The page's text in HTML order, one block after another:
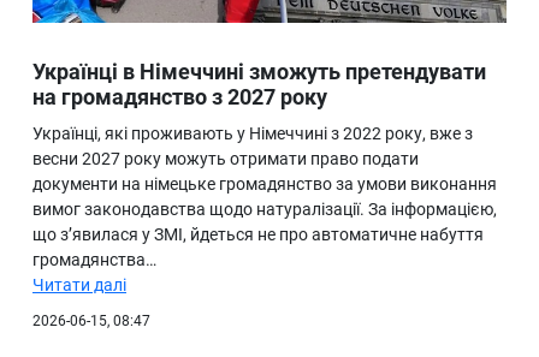
Українці в Німеччині зможуть претендувати
на громадянство з 2027 року
Українці, які проживають у Німеччині з 2022 року, вже з
весни 2027 року можуть отримати право подати
документи на німецьке громадянство за умови виконання
вимог законодавства щодо натуралізації. За інформацією,
що з’явилася у ЗМІ, йдеться не про автоматичне набуття
громадянства…
Читати далі
2026-06-15, 08:47